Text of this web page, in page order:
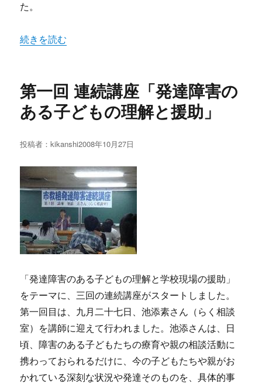
た。
“人間らしい生活と労働を 反―貧困京都集会” の
続きを読む
第一回 連続講座「発達障害の
ある子どもの理解と援助」
投稿者：kikanshi投
日:
2008年10月27日
「発達障害のある子どもの理解と学校現場の援助」
をテーマに、三回の連続講座がスタートしました。
第一回目は、九月二十七日、池添素さん（らく相談
室）を講師に迎えて行われました。池添さんは、日
頃、障害のある子どもたちの療育や親の相談活動に
携わっておられるだけに、今の子どもたちや親がお
かれている深刻な状況や発達そのものを、具体的事